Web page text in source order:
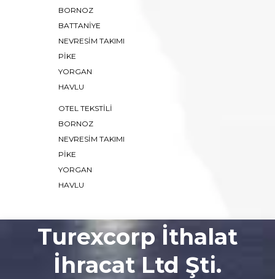
BORNOZ
BATTANIYE
NEVRESIM TAKIMI
PIKE
YORGAN
HAVLU
OTEL TEKSTİLİ
BORNOZ
NEVRESİM TAKIMI
PIKE
YORGAN
HAVLU
Turexcorp İthalat
İhracat Ltd Şti.